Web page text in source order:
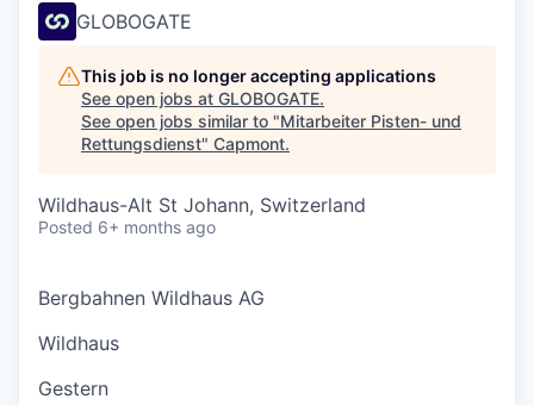
GLOBOGATE
This job is no longer accepting applications
See open jobs at GLOBOGATE.
See open jobs similar to "Mitarbeiter Pisten- und
Rettungsdienst" Capmont.
Wildhaus-Alt St Johann, Switzerland
Posted 6+ months ago
Bergbahnen Wildhaus AG
Wildhaus
Gestern